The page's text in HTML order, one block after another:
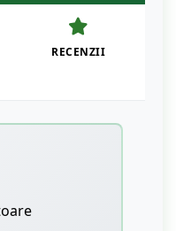
RECENZII